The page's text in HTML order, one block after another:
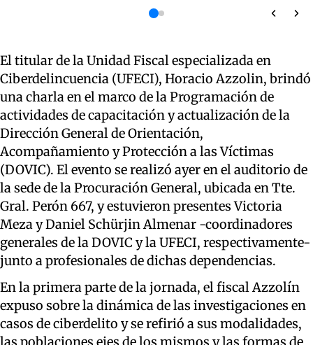
El titular de la Unidad Fiscal especializada en
Ciberdelincuencia (UFECI), Horacio Azzolin, brindó
una charla en el marco de la Programación de
actividades de capacitación y actualización de la
Dirección General de Orientación,
Acompañamiento y Protección a las Víctimas
(DOVIC). El evento se realizó ayer en el auditorio de
la sede de la Procuración General, ubicada en Tte.
Gral. Perón 667, y estuvieron presentes Victoria
Meza y Daniel Schürjin Almenar -coordinadores
generales de la DOVIC y la UFECI, respectivamente-
junto a profesionales de dichas dependencias.
En la primera parte de la jornada, el fiscal Azzolín
expuso sobre la dinámica de las investigaciones en
casos de ciberdelito y se refirió a sus modalidades,